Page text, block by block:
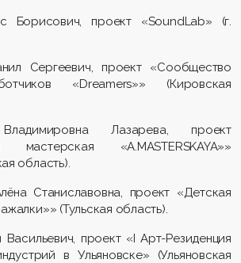
Борисович, проект «SoundLab» (г.
Сергеевич, проект «Сообщество
«Dreamers»» (Кировская
Лазарева, проект
мастерская «A.MASTERSKAYA»»
область).
Станиславовна, проект «Детская
(Тульская область).
проект «I Арт-Резиденция
в Ульяновске» (Ульяновская